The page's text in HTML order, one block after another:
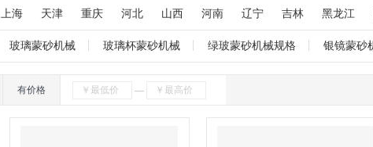
烤花炉 玻璃退火炉 玻璃窑炉 高压釜 玻璃磨边机 玻璃切割机
折弯机 成型机 制瓶机 丝网印刷机 充气设备 陶瓷焊补 玻璃
上海 天津 重庆 河北 山西 河南 辽宁 吉林 黑龙江
江西 四川 海南 贵州 西藏 陕西 甘肃 青海
玻璃蒙砂机械 玻璃杯蒙砂机械 绿玻蒙砂机械规格 银镜蒙砂
有价格 —